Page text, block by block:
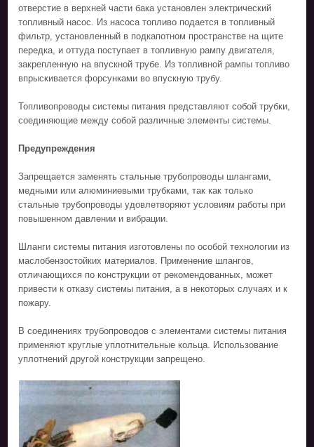
отверстие в верхней части бака установлен электрический
топливный насос. Из насоса топливо подается в топливный
фильтр, установленный в подкапотном пространстве на щите
передка, и оттуда поступает в топливную рампу двигателя,
закрепленную на впускной трубе. Из топливной рампы топливо
впрыскивается форсунками во впускную трубу.
Топливопроводы системы питания представляют собой трубки,
соединяющие между собой различные элементы системы.
Предупреждения
Запрещается заменять стальные трубопроводы шлангами,
медными или алюминиевыми трубками, так как только
стальные трубопроводы удовлетворяют условиям работы при
повышенном давлении и вибрации.
Шланги системы питания изготовлены по особой технологии из
маслобензостойких материалов. Применение шлангов,
отличающихся по конструкции от рекомендованных, может
привести к отказу системы питания, а в некоторых случаях и к
пожару.
В соединениях трубопроводов с элементами системы питания
применяют круглые уплотнительные кольца. Использование
уплотнений другой конструкции запрещено.